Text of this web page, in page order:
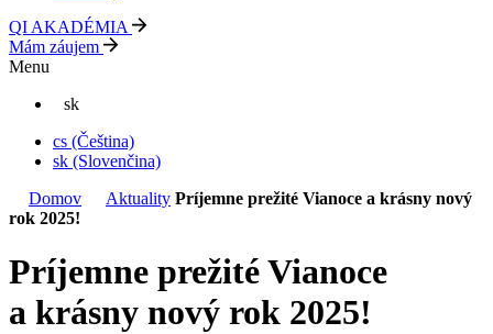
QI AKADÉMIA
Mám záujem
Menu
sk
cs (Čeština)
sk (Slovenčina)
Domov
Aktuality Príjemne prežité Vianoce a krásny nový
rok 2025!
Príjemne prežité Vianoce
a krásny nový rok 2025!